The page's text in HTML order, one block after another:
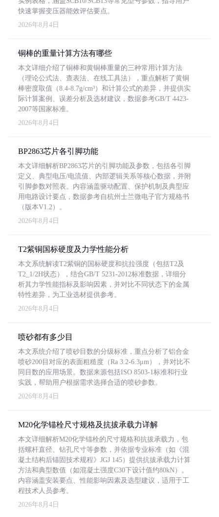
快速掌握变压器能效评估要点。
2026年8月4日
铜棒的重量计算方法有哪些
本文详细介绍了铜棒和黄铜棒重量的三种常用计算方法
（理论公式法、查表法、在线工具法），重点解析了黄铜
棒密度取值（8.4-8.7g/cm³）和计算公式的差异，并提供实
际计算案例、误差分析及选材建议，数据参考GB/T 4423-
2007等国家标准。
2026年8月4日
BP2863芯片各引脚功能
本文详细解析BP2863芯片的引脚功能及参数，包括各引脚
定义、典型电压/电流值、内部逻辑关系等核心数据，并附
引脚参数对照表。内容涵盖驱动配置、保护机制及典型应
用电路设计要点，数据参考自杭州士兰微电子官方规格书
（版本V1.2）。
2026年8月4日
T2紫铜国标硬度及力学性能分析
本文系统解读T2紫铜的国标硬度和抗拉强度（包括T2及
T2_1/2H状态），结合GB/T 5231-2012标准数据，详细分
析其力学性能指标及影响因素，并对比不同状态下的金属
特性差异，为工业选材提供参考。
2026年8月4日
喷砂都有多少目
本文系统介绍了喷砂目数的分级标准，重点分析了铝合金
喷砂200目对应的表面粗糙度（Ra 3.2-6.3μm），并对比不
同目数的应用场景。数据来源包括ISO 8503-1标准和行业
实践，帮助用户根据需求选择合适的喷砂参数。
2026年8月4日
M20化学锚栓尺寸规格及抗拔承载力详解
本文详细解析M20化学锚栓的尺寸规格和抗拔承载力，包
括螺杆直径、钻孔尺寸等参数，并依据专业标准（如《混
凝土结构后锚固技术规程》JGJ 145）提供抗拔承载力计算
方法和典型数值（如混凝土强度C30下设计值约80kN）。
内容涵盖安装要点、性能影响因素及选型建议，适用于工
程技术人员参考。
2026年8月4日